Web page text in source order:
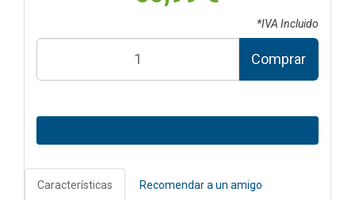
*IVA Incluido
Comprar
Características Recomendar a un amigo